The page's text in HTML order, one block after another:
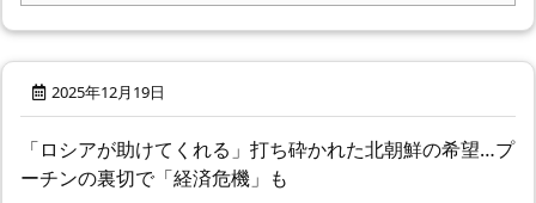
2025年12月19日
「ロシアが助けてくれる」打ち砕かれた北朝鮮の希望…プ
ーチンの裏切で「経済危機」も